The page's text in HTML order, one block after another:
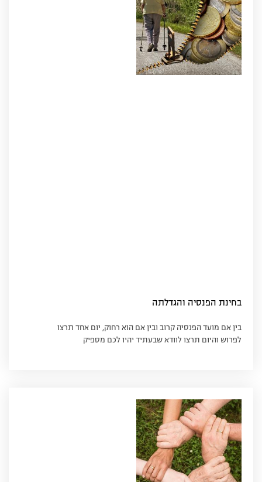
בחינת הפנסיה והגדלתה
בין אם מועד הפנסיה קרוב ובין אם הוא רחוק, יום אחד תרצו
לפרוש והיום תרצו לוודא שבעתיד יהיו לכם מספיק